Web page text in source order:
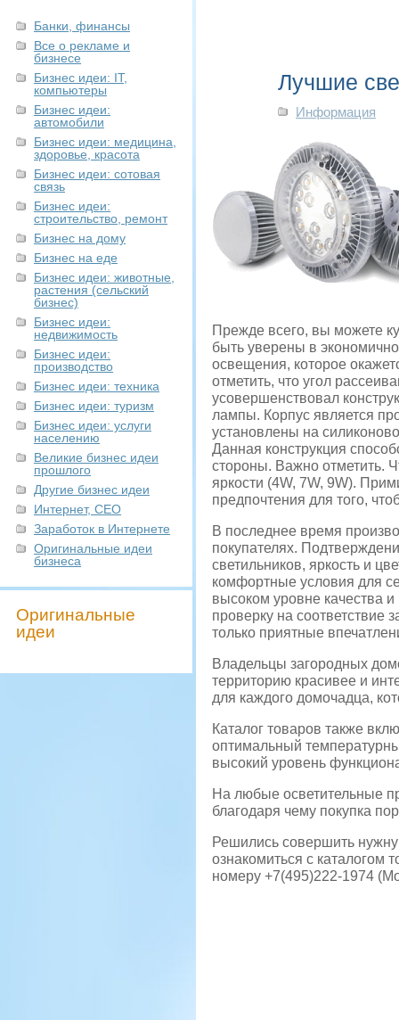
Банки, финансы
Все о рекламе и
бизнесе
Бизнес идеи: IT,
компьютеры
Бизнес идеи:
автомобили
Бизнес идеи: медицина,
здоровье, красота
Бизнес идеи: сотовая
связь
Бизнес идеи:
строительство, ремонт
Бизнес на дому
Бизнес на еде
Бизнес идеи: животные,
растения (сельский
бизнес)
Бизнес идеи:
недвижимость
Бизнес идеи:
производство
Бизнес идеи: техника
Бизнес идеи: туризм
Бизнес идеи: услуги
населению
Великие бизнес идеи
прошлого
Другие бизнес идеи
Интернет, СЕО
Заработок в Интернете
Оригинальные идеи
бизнеса
Оригинальные
идеи
Лучшие
Информация
Прежде всего, вы можете
быть уверены в
освещения, которое
отметить, что угол
усовершенствовал
лампы. Корпус является
установлены на
Данная конструкция
стороны. Важно отметить.
яркости (4W, 7W, 9W).
предпочтения для того,
В последнее время
покупателях.
светильников, яркость и
комфортные условия для
высоком уровне качества
проверку на соответствие
только приятные
Владельцы загородных
территорию красивее и
для каждого домочадца,
Каталог товаров также
оптимальный
высокий уровень
На любые осветительные
благодаря чему покупка
Решились совершить
ознакомиться с каталогом
номеру +7(495)222-1974